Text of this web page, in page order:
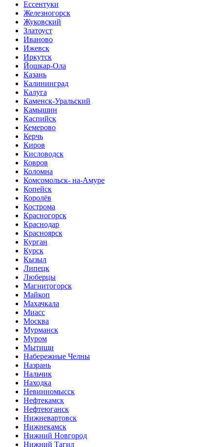
Ессентуки
Железногорск
Жуковский
Златоуст
Иваново
Ижевск
Иркутск
Йошкар-Ола
Казань
Калининград
Калуга
Каменск-Уральский
Камышин
Каспийск
Кемерово
Керчь
Киров
Кисловодск
Ковров
Коломна
Комсомольск- на-Амуре
Копейск
Королёв
Кострома
Красногорск
Краснодар
Красноярск
Курган
Курск
Кызыл
Липецк
Люберцы
Магнитогорск
Майкоп
Махачкала
Миасс
Москва
Мурманск
Муром
Мытищи
Набережные Челны
Назрань
Нальчик
Находка
Невинномысск
Нефтекамск
Нефтеюганск
Нижневартовск
Нижнекамск
Нижний Новгород
Нижний Тагил